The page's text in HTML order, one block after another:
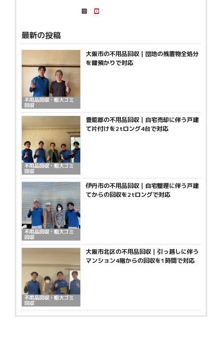
最新の投稿
不用品回収・粗大ゴミ
回収
大阪市の不用品回収｜団地の残置物全処分
を鍵預かりで対応
不用品回収・粗大ゴミ
回収
豊能郡の不用品回収｜自宅売却に伴う戸建
て片付けを2tロング4台で対応
不用品回収・粗大ゴミ
回収
伊丹市の不用品回収｜自宅整理に伴う戸建
てからの回収を2tロングで対応
不用品回収・粗大ゴミ
回収
大阪市北区の不用品回収｜引っ越しに伴う
マンション4階からの回収を1時間で対応